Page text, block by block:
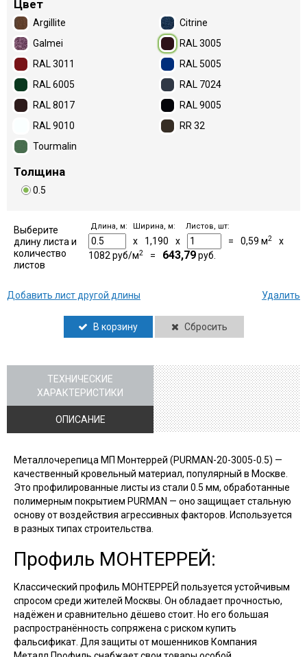
Цвет
Argillite
Citrine
Galmei
RAL 3005
RAL 3011
RAL 5005
RAL 6005
RAL 7024
RAL 8017
RAL 9005
RAL 9010
RR 32
Tourmalin
Толщина
0.5
Выберите
длину листа и
количество
листов
Длина, м:
x 1,190
Ширина, м:
x
Листов, шт:
= 0,59 м2
x
1082 руб/м2 = 643,79руб.
Добавить лист другой длины Удалить
В корзину Сбросить
ТЕХНИЧЕСКИЕ
ХАРАКТЕРИСТИКИ
ОПИСАНИЕ
Металлочерепица МП Монтеррей (PURMAN-20-3005-0.5) —
качественный кровельный материал, популярный в Москве.
Это профилированные листы из стали 0.5 мм, обработанные
полимерным покрытием PURMAN — оно защищает стальную
основу от воздействия агрессивных факторов. Используется
в разных типах строительства.
Профиль МОНТЕРРЕЙ:
Классический профиль МОНТЕРРЕЙ пользуется устойчивым
спросом среди жителей Москвы. Он обладает прочностью,
надёжен и сравнительно дёшево стоит. Но его большая
распространённость сопряжена с риском купить
фальсификат. Для защиты от мошенников Компания